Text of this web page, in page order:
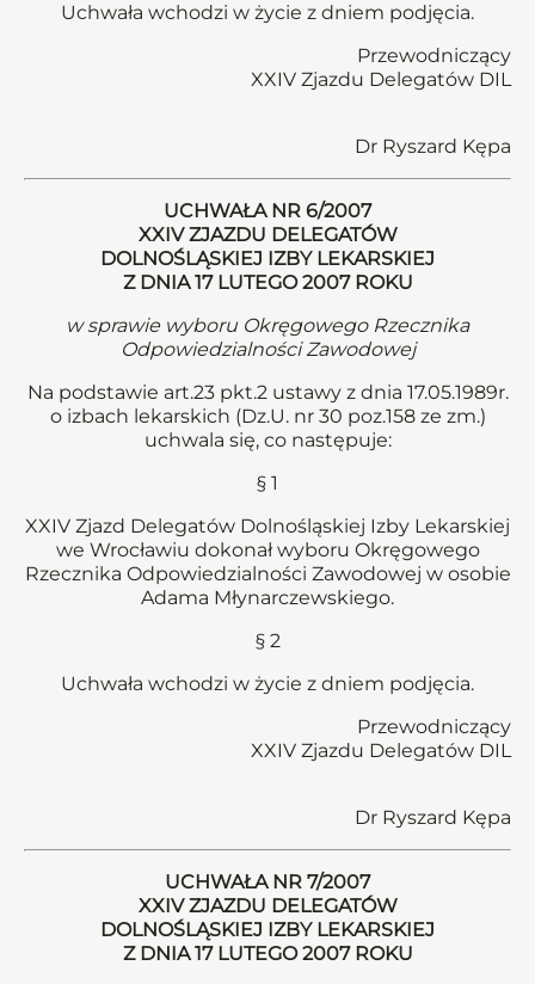
Uchwała wchodzi w życie z dniem podjęcia.
Przewodniczący
XXIV Zjazdu Delegatów DIL
Dr Ryszard Kępa
UCHWAŁA NR 6/2007
XXIV ZJAZDU DELEGATÓW
DOLNOŚLĄSKIEJ IZBY LEKARSKIEJ
Z DNIA 17 LUTEGO 2007 ROKU
w sprawie wyboru Okręgowego Rzecznika
Odpowiedzialności Zawodowej
Na podstawie art.23 pkt.2 ustawy z dnia 17.05.1989r.
o izbach lekarskich (Dz.U. nr 30 poz.158 ze zm.)
uchwala się, co następuje:
§ 1
XXIV Zjazd Delegatów Dolnośląskiej Izby Lekarskiej
we Wrocławiu dokonał wyboru Okręgowego
Rzecznika Odpowiedzialności Zawodowej w osobie
Adama Młynarczewskiego.
§ 2
Uchwała wchodzi w życie z dniem podjęcia.
Przewodniczący
XXIV Zjazdu Delegatów DIL
Dr Ryszard Kępa
UCHWAŁA NR 7/2007
XXIV ZJAZDU DELEGATÓW
DOLNOŚLĄSKIEJ IZBY LEKARSKIEJ
Z DNIA 17 LUTEGO 2007 ROKU